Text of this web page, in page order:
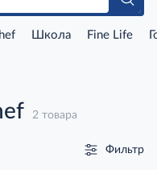
Школа Fine Life
2 товара
Фильтр